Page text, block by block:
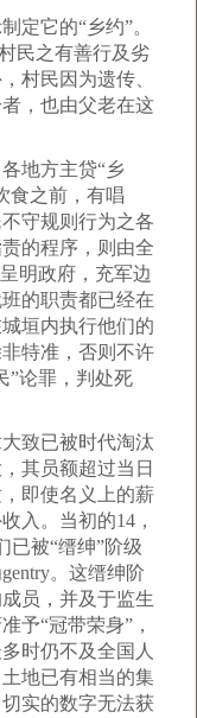
定它的“乡约”。
民之有善行及劣
村民因为遗传、
，也由父老在这
地方主贷“乡
食之前，有唱
守规则行为之各
的程序，则由全
明政府，充军边
的职责都已经在
垣内执行他们的
特准，否则不许
”论罪，判处死
致已被时代淘汰
其员额超过当日
即使名义上的薪
入。当初的14，
已被“缙绅”阶级
。这缙绅阶
员，并及于监生
予“冠带荣身”，
时仍不及全国人
地已有相当的集
实的数字无法获